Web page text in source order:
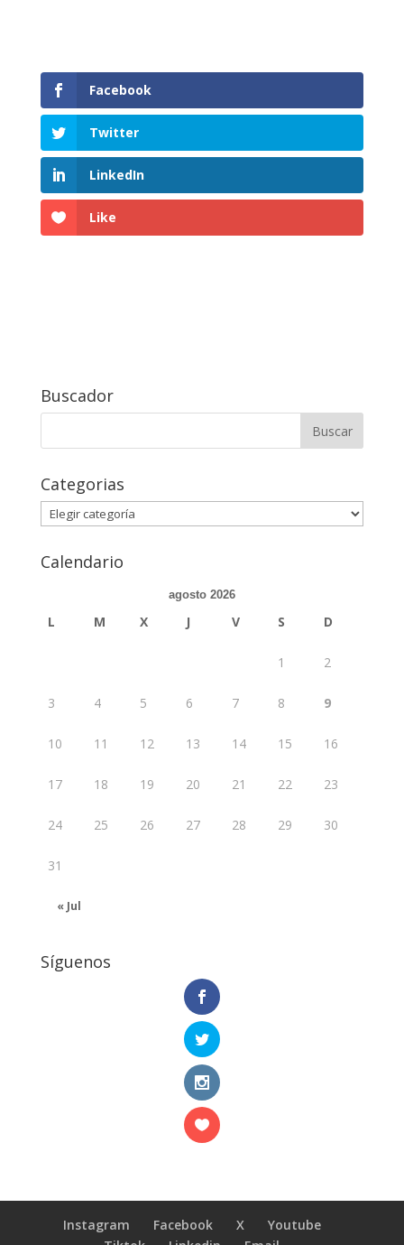
Facebook
Twitter
LinkedIn
Like
Buscador
Buscar:
Categorias
Categorias
Calendario
agosto 2026
L M X J V S D
« Jul
1 2
3 4 5 6 7 8 9
10 11 12 13 14 15 16
17 18 19 20 21 22 23
24 25 26 27 28 29 30
31
Síguenos
Instagram Facebook X
Youtube